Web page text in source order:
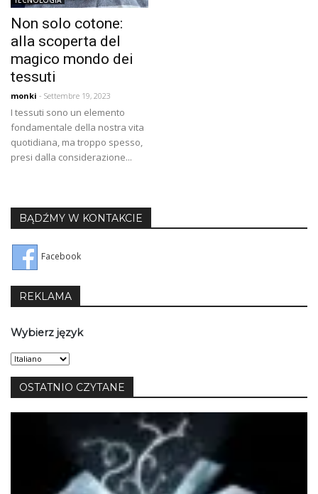
Non solo cotone:
alla scoperta del
magico mondo dei
tessuti
monki - Settembre 19, 2023
I tessuti sono un elemento
fondamentale della nostra vita
quotidiana, ma troppo spesso,
presi dalla considerazione...
BĄDŹMY W KONTAKCIE
Facebook
REKLAMA
Wybierz język
Wybierz
język
OSTATNIO CZYTANE